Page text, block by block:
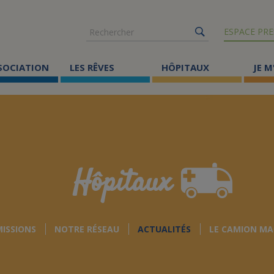
Rechercher
ESPACE
LES RÊVES HÔPITAUX JE
Hôpitaux
NOTRE RÉSEAU ACTUALITÉS LE CAMION